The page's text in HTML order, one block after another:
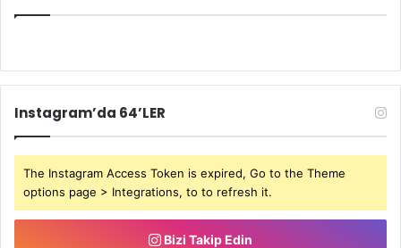
Instagram’da 64’LER
The Instagram Access Token is expired, Go to the Theme
options page > Integrations, to to refresh it.
Bizi Takip Edin